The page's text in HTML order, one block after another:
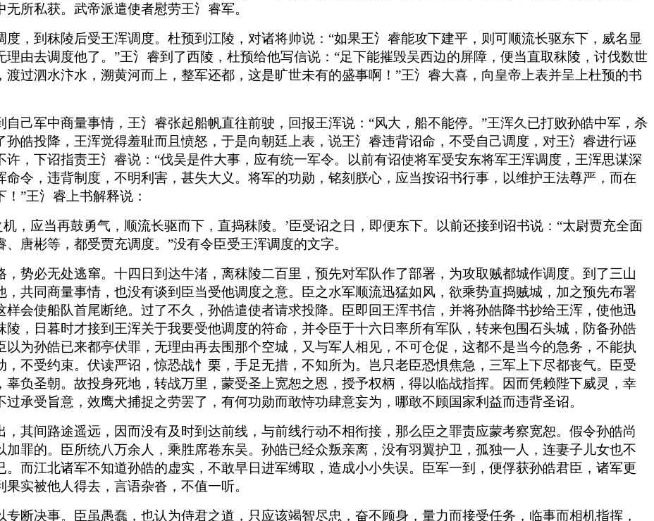
所私获。武帝派遣使者慰劳王氵睿军。
，到秣陵后受王浑调度。杜预到江陵，对诸将帅说：“如果王氵睿能攻下建平，则可顺流长驱东下，威名显
由去调度他了。”王氵睿到了西陵，杜预给他写信说：“足下能摧毁吴西边的屏障，便当直取秣陵，讨伐数世
过泗水汴水，溯黄河而上，整军还都，这是旷世未有的盛事啊！”王氵睿大喜，向皇帝上表并呈上杜预的书
己军中商量事情，王氵睿张起船帆直往前驶，回报王浑说：“风大，船不能停。”王浑久已打败孙皓中军，杀
皓投降，王浑觉得羞耻而且愤怒，于是向朝廷上表，说王氵睿违背诏命，不受自己调度，对王氵睿进行诬
，下诏指责王氵睿说：“伐吴是件大事，应有统一军令。以前有诏使将军受安东将军王浑调度，王浑思谋深
令，违背制度，不明利害，甚失大义。将军的功勋，铭刻朕心，应当按诏书行事，以维护王法尊严，而在
”王氵睿上书解释说：
，应当再鼓勇气，顺流长驱而下，直捣秣陵。’臣受诏之日，即便东下。以前还接到诏书说：“太尉贾充全面
唐彬等，都受贾充调度。”没有令臣受王浑调度的文字。
势必无处逃窜。十四日到达牛渚，离秣陵二百里，预先对军队作了部署，为攻取贼都城作调度。到了三山
共同商量事情，也没有谈到臣当受他调度之意。臣之水军顺流迅猛如风，欲乘势直捣贼城，加之预先布署
会使船队首尾断绝。过了不久，孙皓遣使者请求投降。臣即回王浑书信，并将孙皓降书抄给王浑，使他迅
，日暮时才接到王浑关于我要受他调度的符命，并令臣于十六日率所有军队，转来包围石头城，防备孙皓
为孙皓已来都亭伏罪，无理由再去围那个空城，又与军人相见，不可仓促，这都不是当今的急务，不能执
不受约束。伏读严诏，惊恐战忄栗，手足无措，不知所为。岂只老臣恐惧焦急，三军上下尽都丧气。臣受
负圣朝。故投身死地，转战万里，蒙受圣上宽恕之恩，授予权柄，得以临战指挥。因而凭赖陛下威灵，幸
承受旨意，效鹰犬捕捉之劳罢了，有何功勋而敢恃功肆意妄为，哪敢不顾国家利益而违背圣诏。
其间路途遥远，因而没有及时到达前线，与前线行动不相衔接，那么臣之罪责应蒙考察宽恕。假令孙皓尚
罪的。臣所统八万余人，乘胜席卷东吴。孙皓已经众叛亲离，没有羽翼护卫，孤独一人，连妻子儿女也不
而江北诸军不知道孙皓的虚实，不敢早日进军缚取，造成小小失误。臣军一到，便俘获孙皓君臣，诸军更
实被他人得去，言语杂沓，不值一听。
断决事。臣虽愚蠢，也认为侍君之道，只应该竭智尽忠，奋不顾身，量力而接受任务，临事而相机指挥，